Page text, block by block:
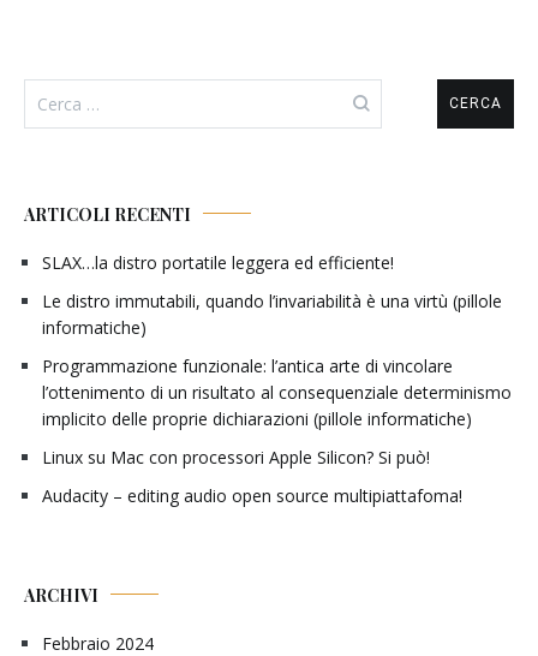
per:
ARTICOLI RECENTI
SLAX…la distro portatile leggera ed efficiente!
Le distro immutabili, quando l’invariabilità è una virtù (pillole
informatiche)
Programmazione funzionale: l’antica arte di vincolare
l’ottenimento di un risultato al consequenziale determinismo
implicito delle proprie dichiarazioni (pillole informatiche)
Linux su Mac con processori Apple Silicon? Si può!
Audacity – editing audio open source multipiattafoma!
ARCHIVI
Febbraio 2024